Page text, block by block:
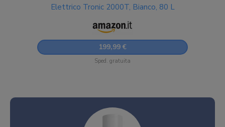
Elettrico Tronic 2000T, Bianco, 80 L
199,99 €
Sped. gratuita